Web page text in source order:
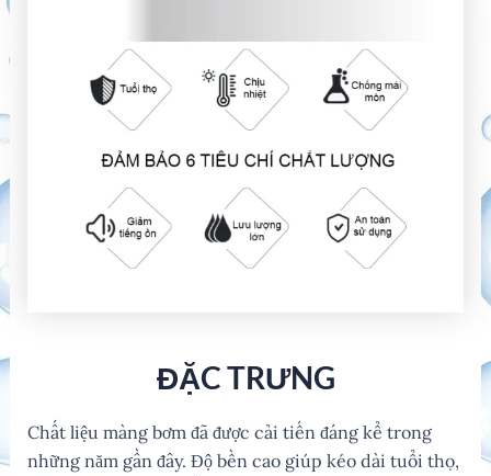
ĐẶC TRƯNG
Chất liệu màng bơm đã được cải tiến đáng kể trong
những năm gần đây. Độ bền cao giúp kéo dài tuổi thọ,